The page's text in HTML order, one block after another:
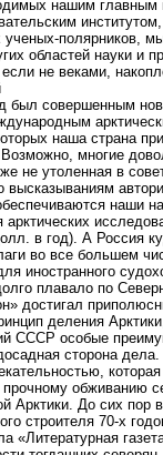
нашим главным
ученых-полярников,
областей науки и
не веками,
был совершенным
наша страна
многие
не утоленная в
высказываниям
наши
арктических
в год). А Россия
во все большем
иностранного
плавало по
достигал
деления
СССР особые
сторона
прочному обживанию
Арктики. До сих
строителя 70-х
«Литературная